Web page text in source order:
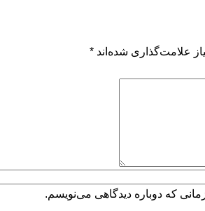
علامت‌گذاری شده‌اند *
که دوباره دیدگاهی می‌نویسم.